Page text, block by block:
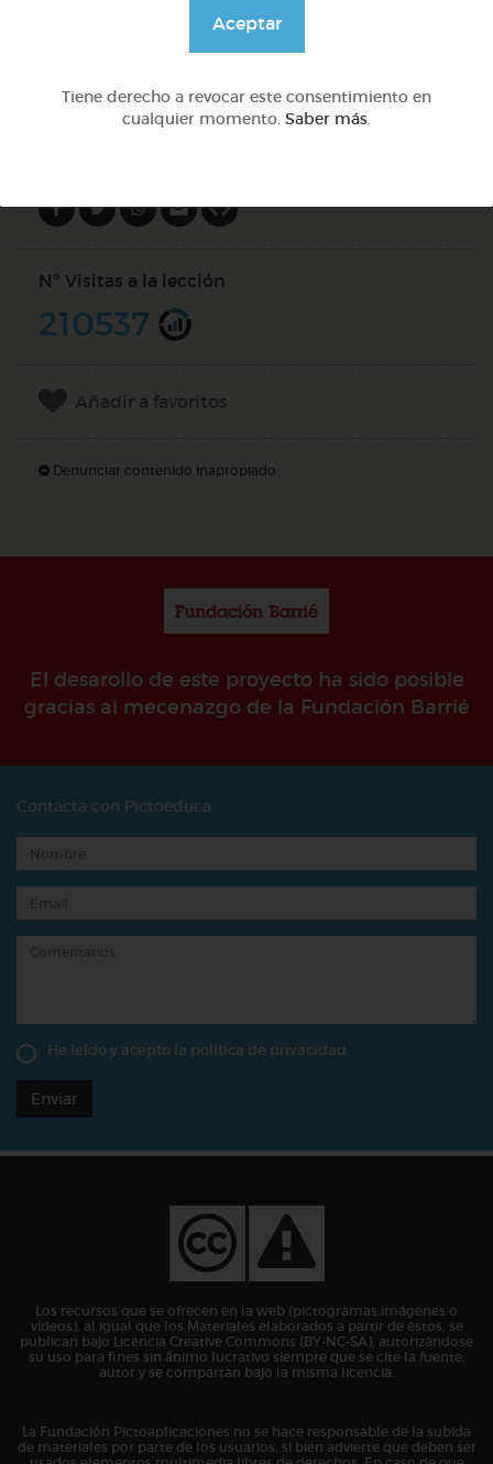
DOCS (3)
Nº Visitas a la lección
210537
Añadir a favoritos
Denunciar contenido inapropiado
El desarollo de este proyecto ha sido posible
gracias al mecenazgo de la Fundación Barrié
Contacta con Pictoeduca
He leído y acepto la política de privacidad
Enviar
Los recursos que se ofrecen en la web (pictogramas,imágenes o
vídeos), al igual que los Materiales elaborados a partir de éstos, se
publican bajo Licencia Creative Commons (BY-NC-SA), autorizándose
su uso para fines sin ánimo lucrativo siempre que se cite la fuente,
autor y se compartan bajo la misma licencia.
La Fundación Pictoaplicaciones no se hace responsable de la subida
de materiales por parte de los usuarios, si bien advierte que deben ser
Aceptar
Tiene derecho a revocar este consentimiento en
cualquier momento. Saber más.